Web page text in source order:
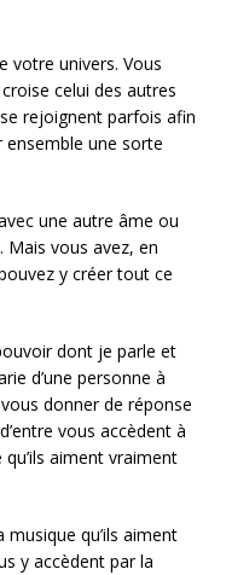
votre univers. Vous
celui des autres
rejoignent parfois afin
ensemble une sorte
une autre âme ou
vous avez, en
y créer tout ce
dont je parle et
d’une personne à
donner de réponse
vous accèdent à
aiment vraiment
qu’ils aiment
y accèdent par la